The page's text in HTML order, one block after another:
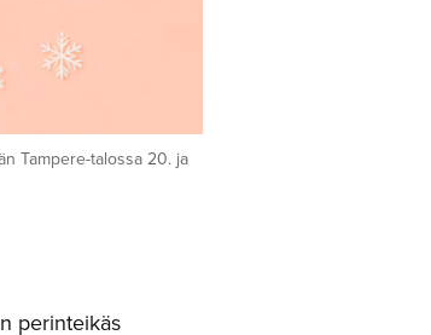
Tampere-talossa 20. ja
perinteikäs